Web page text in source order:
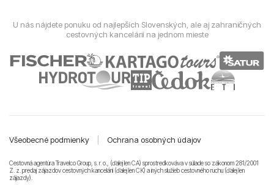
U nás nájdete ponuku od najlepších Slovenských, ale aj zahraničných
cestovných kancelárií na jednom mieste
Všeobecné podmienky Ochrana osobných údajov
Cestovná agentúra Travelco Group, s. r. o., (ďalej len CA) sprostredkováva v súlade so zákonom 281/2001
Z. z. predaj zájazdov cestovných kancelárii (ďalej len CK) a iných služieb cestovného ruchu (ďalej len
zájazdy).